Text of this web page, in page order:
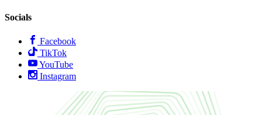
Socials
Facebook
TikTok
YouTube
Instagram